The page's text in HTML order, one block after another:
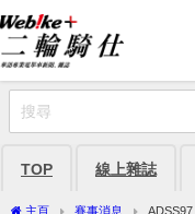
TOP 線上雜誌
主頁 賽事消息